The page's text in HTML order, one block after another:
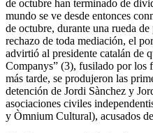
de octubre han terminado de
mundo se ve desde entonces
de octubre, durante una rueda
rechazo de toda mediación, el
advirtió al presidente catalán de
Companys” (3), fusilado por los
más tarde, se produjeron las
detención de Jordi Sànchez y
asociaciones civiles
y Òmnium Cultural), acusados